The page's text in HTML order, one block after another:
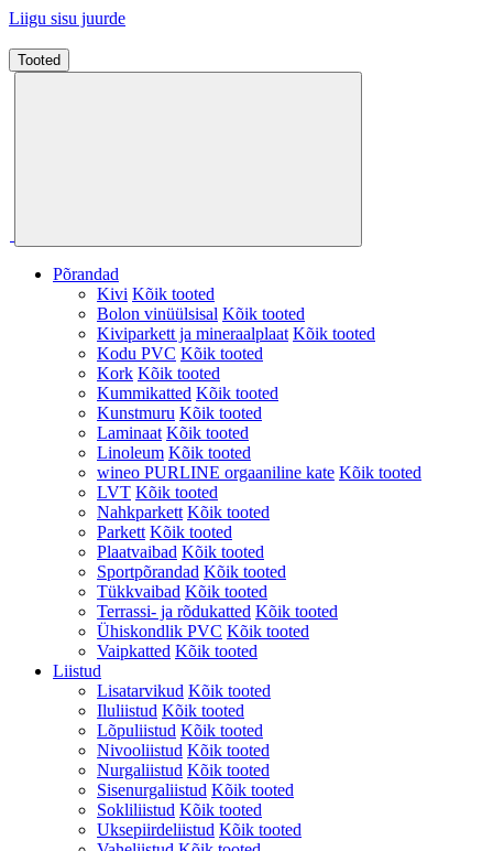
Liigu sisu juurde
Tooted
Põrandad
Kivi Kõik tooted
Bolon vinüülsisal Kõik tooted
Kiviparkett ja mineraalplaat Kõik tooted
Kodu PVC Kõik tooted
Kork Kõik tooted
Kummikatted Kõik tooted
Kunstmuru Kõik tooted
Laminaat Kõik tooted
Linoleum Kõik tooted
wineo PURLINE orgaaniline kate Kõik tooted
LVT Kõik tooted
Nahkparkett Kõik tooted
Parkett Kõik tooted
Plaatvaibad Kõik tooted
Sportpõrandad Kõik tooted
Tükkvaibad Kõik tooted
Terrassi- ja rõdukatted Kõik tooted
Ühiskondlik PVC Kõik tooted
Vaipkatted Kõik tooted
Liistud
Lisatarvikud Kõik tooted
Iluliistud Kõik tooted
Lõpuliistud Kõik tooted
Nivooliistud Kõik tooted
Nurgaliistud Kõik tooted
Sisenurgaliistud Kõik tooted
Sokliliistud Kõik tooted
Uksepiirdeliistud Kõik tooted